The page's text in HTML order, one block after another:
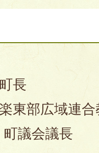
長
東部広域連
議会議長